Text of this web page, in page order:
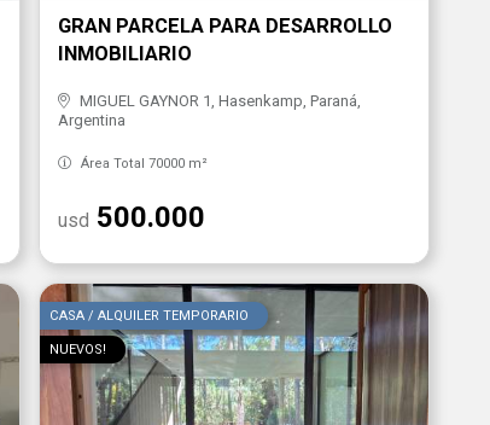
GRAN PARCELA PARA DESARROLLO
INMOBILIARIO
MIGUEL GAYNOR 1, Hasenkamp, Paraná,
Argentina
Área Total 70000 m²
usd 500.000
CASA / ALQUILER TEMPORARIO
NUEVOS!